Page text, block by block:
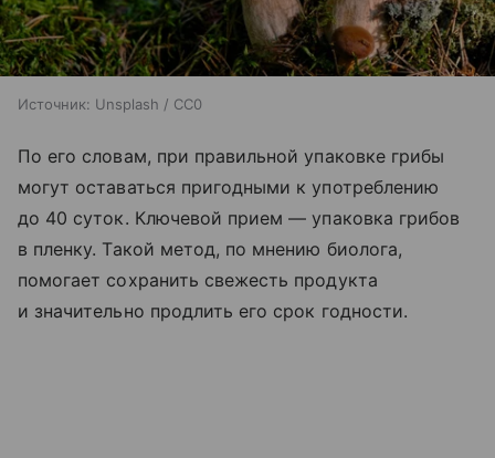
Источник: Unsplash / CC0
По его словам, при правильной упаковке грибы
могут оставаться пригодными к употреблению
до 40 суток. Ключевой прием — упаковка грибов
в пленку. Такой метод, по мнению биолога,
помогает сохранить свежесть продукта
и значительно продлить его срок годности.